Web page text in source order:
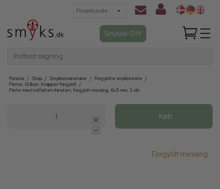
Smykke-DIY
Indtast søgning
Forside / Shop / Smykkematerialer / Forgyldte smykkedele /
Perler, Dråber, Knapper forgyldt /
Perle med indfattet rhinsten, forgyldt messing, 6x5 mm, 2 stk
+
-
Køb
Forgyldt messing